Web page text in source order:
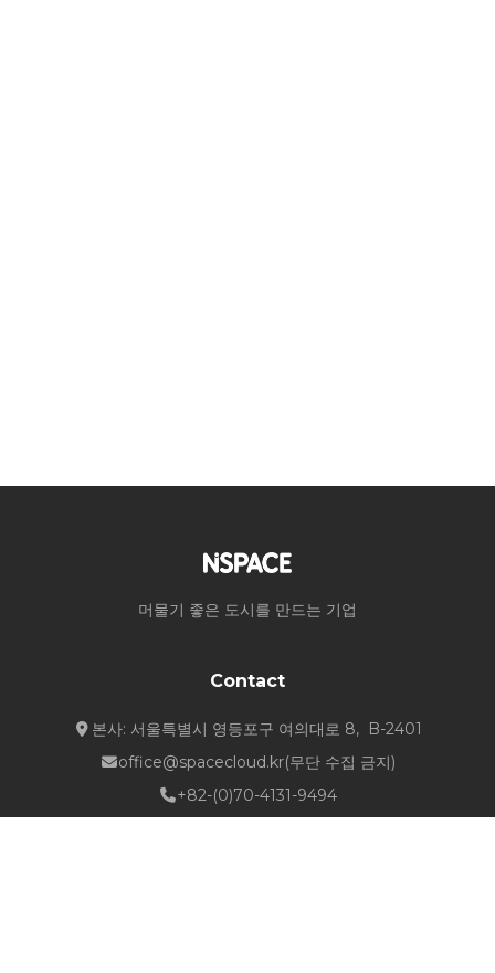
머물기 좋은 도시를 만드는 기업
Contact
본사: 서울특별시 영등포구 여의대로 8, B-2401
office@spacecloud.kr(무단 수집 금지)
+82-(0)70-4131-9494